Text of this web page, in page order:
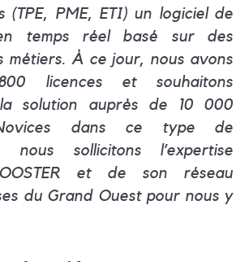
(TPE, PME, ETI) un logiciel de
temps réel basé sur des
métiers. À ce jour, nous avons
licences et souhaitons
solution auprès de 10 000
dans ce type de
nous sollicitons l’expertise
et de son réseau
du Grand Ouest pour nous y